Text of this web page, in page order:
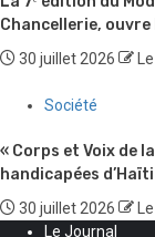
Chancellerie,
30 juillet 2026
Société
« Corps et Voix de
handicapées
30 juillet 2026
Le Journal